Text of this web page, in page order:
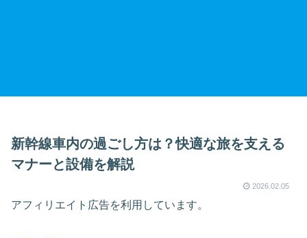
新幹線車内の過ごし方は？快適な旅を支える
マナーと設備を解説
2026.02.05
アフィリエイト広告を利用しています。